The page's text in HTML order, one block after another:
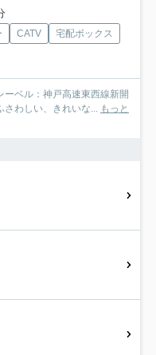
CATV
宅配ボックス
ベル：神戸高速東西線新開
さわしい、きれいな... もっと